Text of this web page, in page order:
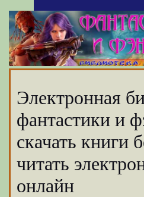
Электронная
фантастики и
скачать книги
читать
онлайн